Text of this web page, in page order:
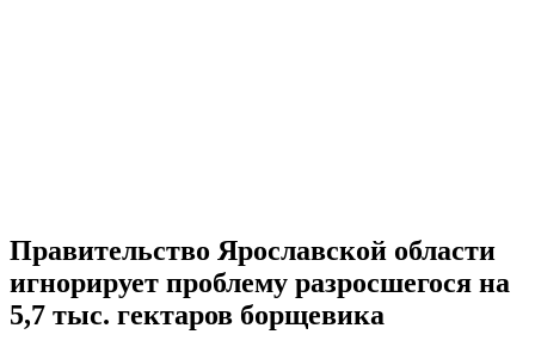
Правительство Ярославской области
игнорирует проблему разросшегося на
5,7 тыс. гектаров борщевика